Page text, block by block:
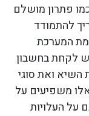
פתרון מושלם
להתמודד
המערכת
לקחת בחשבון
ואת סוגי
משפיעים על
על העלויות